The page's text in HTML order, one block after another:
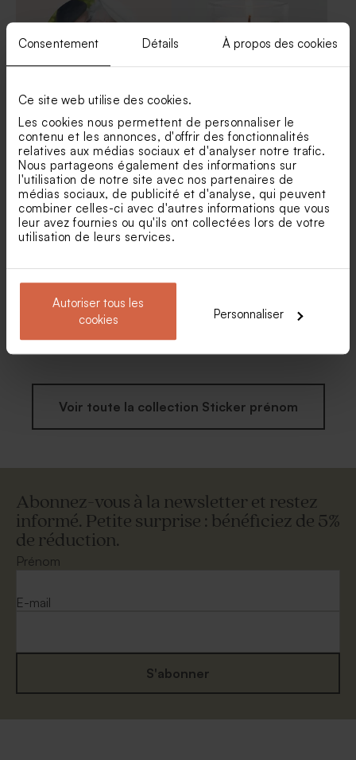
Consentement Détails À propos des cookies
Ce site web utilise des cookies.
Les cookies nous permettent de personnaliser le
contenu et les annonces, d'offrir des fonctionnalités
relatives aux médias sociaux et d'analyser notre trafic.
Nous partageons également des informations sur
l'utilisation de notre site avec nos partenaires de
médias sociaux, de publicité et d'analyse, qui peuvent
combiner celles-ci avec d'autres informations que vous
leur avez fournies ou qu'ils ont collectées lors de votre
utilisation de leurs services.
Autoriser tous les
cookies
Personnaliser
Sticker fête photo et
prénoms
Sticker fête eucalyptus
cm
cm
Voir toute la collection Sticker prénom
Abonnez-vous à la newsletter et restez
informé. Petite surprise : bénéficiez de 5%
de réduction.
Prénom
E-mail
S'abonner